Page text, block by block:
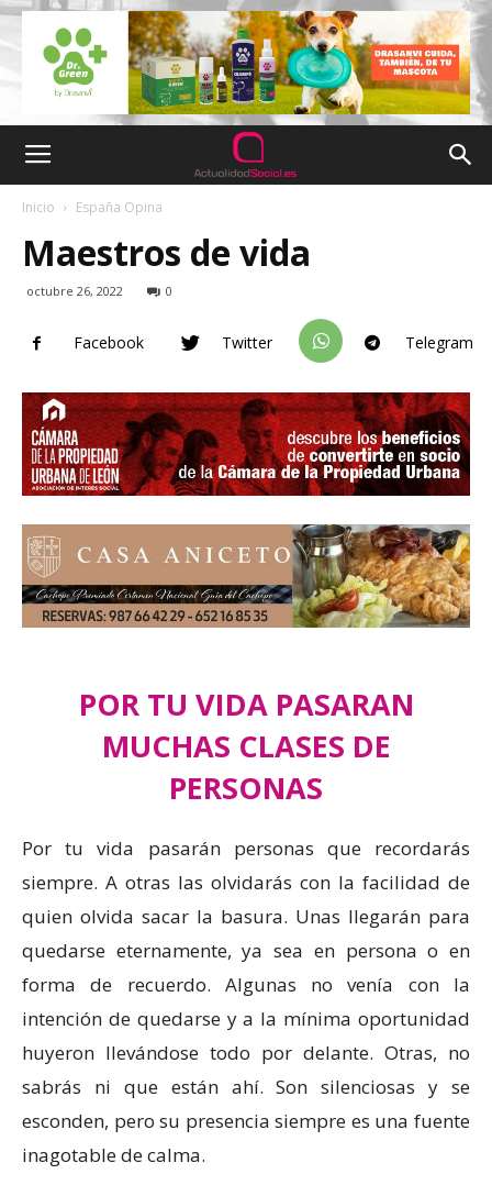
Inicio España Opina
Maestros de vida
octubre 26, 2022 0
Facebook Twitter Telegram
POR TU VIDA PASARAN
MUCHAS CLASES DE
PERSONAS
Por tu vida pasarán personas que recordarás
siempre. A otras las olvidarás con la facilidad de
quien olvida sacar la basura. Unas llegarán para
quedarse eternamente, ya sea en persona o en
forma de recuerdo. Algunas no venía con la
intención de quedarse y a la mínima oportunidad
huyeron llevándose todo por delante. Otras, no
sabrás ni que están ahí. Son silenciosas y se
esconden, pero su presencia siempre es una fuente
inagotable de calma.